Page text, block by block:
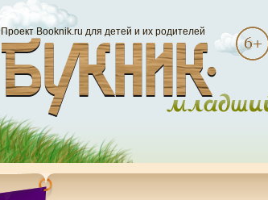
Проект Booknik.ru для детей и их родителей